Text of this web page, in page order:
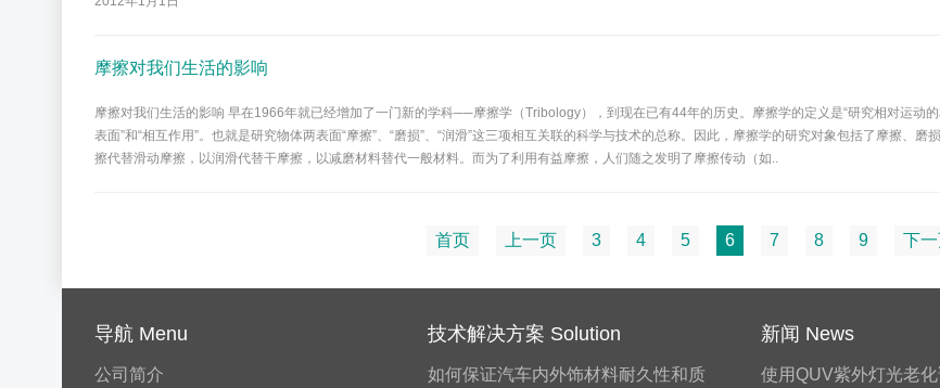
摩擦对我们生活的影响
摩擦对我们生活的影响 早在1966年就已经增加了一门新的学科──摩擦学（Tribology），到现在已有44年的历史。摩擦学的定义是“研究相对运动
表面”和“相互作用”。也就是研究物体两表面“摩擦”、“磨损”、“润滑”这三项相互关联的科学与技术的总称。因此，摩擦学的研究对象包括了摩擦、
擦代替滑动摩擦，以润滑代替干摩擦，以减磨材料替代一般材料。而为了利用有益摩擦，人们随之发明了摩擦传动（如..
首页 上一页 3 4 5 6 7 8 9 下
导航 Menu
公司简介
技术解决方案 Solution
如何保证汽车内外饰材料耐久性和质
新闻 News
使用QUV紫外灯光老